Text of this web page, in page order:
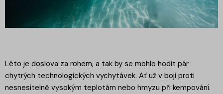
Léto je doslova za rohem, a tak by se mohlo hodit pár
chytrých technologických vychytávek. Ať už v boji proti
nesnesitelně vysokým teplotám nebo hmyzu při kempování.